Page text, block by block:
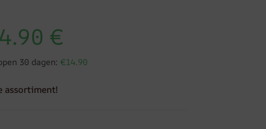
€
30 dagen: €14.90
assortiment!